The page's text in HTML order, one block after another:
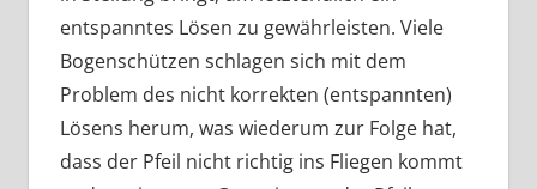
entspanntes Lösen zu gewährleisten. Viele
Bogenschützen schlagen sich mit dem
Problem des nicht korrekten (entspannten)
Lösens herum, was wiederum zur Folge hat,
dass der Pfeil nicht richtig ins Fliegen kommt